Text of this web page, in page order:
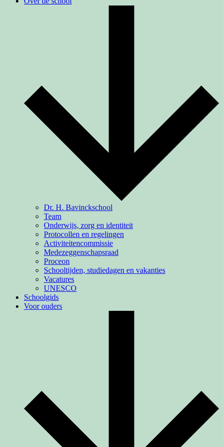
Dr. H. Bavinckschool
Team
Onderwijs, zorg en identiteit
Protocollen en regelingen
Activiteiten­commissie
Medezeggenschapsraad
Proceon
Schooltijden, studiedagen en vakanties
Vacatures
UNESCO
Schoolgids
Voor ouders